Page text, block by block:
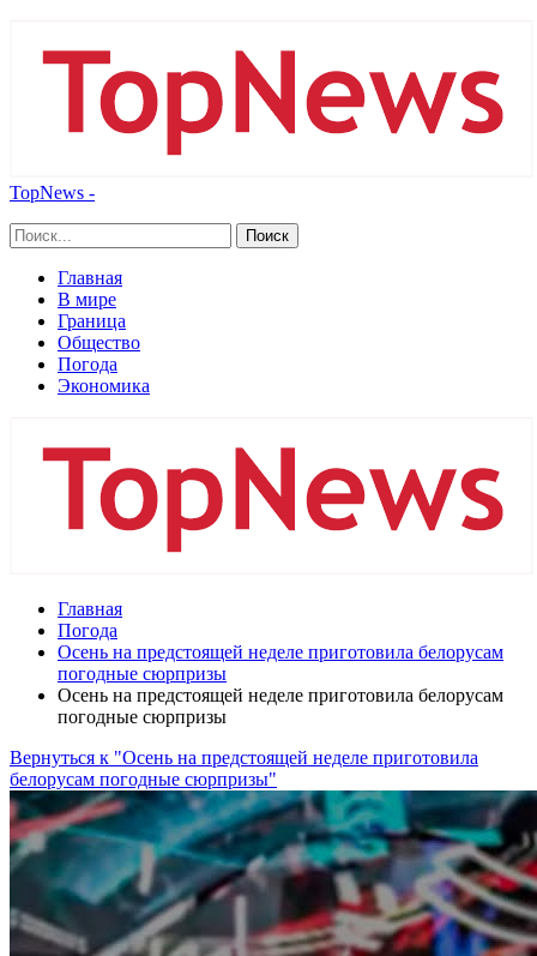
TopNews -
Главная
В мире
Граница
Общество
Погода
Экономика
Главная
Погода
Осень на предстоящей неделе приготовила белорусам
погодные сюрпризы
Осень на предстоящей неделе приготовила белорусам
погодные сюрпризы
Вернуться к "Осень на предстоящей неделе приготовила
белорусам погодные сюрпризы"